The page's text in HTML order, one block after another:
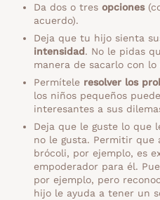
Da dos o tres opciones
acuerdo).
Deja que tu hijo sienta
intensidad. No le pidas
manera de sacarlo con
Permítele resolver los
los niños pequeños
interesantes a sus
Deja que le guste lo que
no le gusta. Permitir que
brócoli, por ejemplo, es
empoderador para él.
por ejemplo, pero
hijo le ayuda a tener un